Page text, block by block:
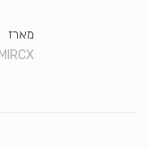
מארז